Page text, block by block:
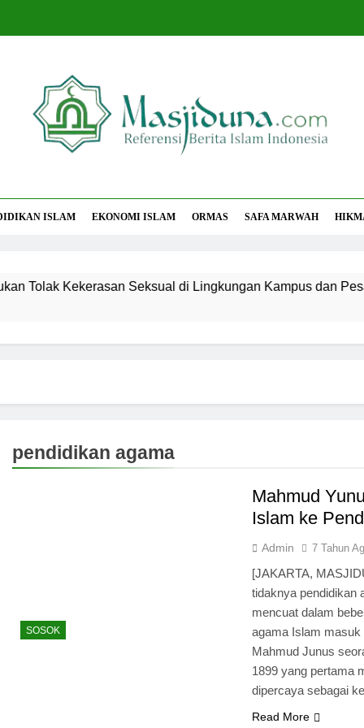
ISLAM EKONOMI ISLAM ORMAS SAFA MARWAH
Kekerasan Seksual di Lingkungan Kampus dan Pesantren
pendidikan agama
SOSOK
Mahmud
Islam ke
Admin 7 Tahun
[JAKARTA,
tidaknya pendidikan
mencuat dalam
agama Islam masuk
Mahmud Junus
1899 yang pertama
dipercaya sebagai
Read More